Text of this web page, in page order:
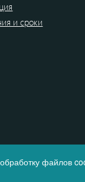
и сроки
файлов